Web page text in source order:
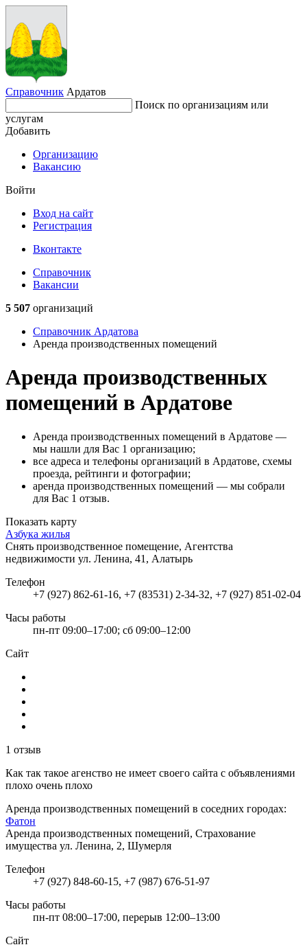
Справочник Ардатов
Поиск по организациям или
услугам
Добавить
Организацию
Вакансию
Войти
Вход на сайт
Регистрация
Вконтакте
Справочник
Вакансии
5 507 организаций
Справочник Ардатова
Аренда производственных помещений
Аренда производственных
помещений в Ардатове
Аренда производственных помещений в Ардатове —
мы нашли для Вас 1 организацию;
все адреса и телефоны организаций в Ардатове, схемы
проезда, рейтинги и фотографии;
аренда производственных помещений — мы собрали
для Вас 1 отзыв.
Показать карту
Азбука жилья
Снять производственное помещение, Агентства
недвижимости ул. Ленина, 41, Алатырь
Телефон
+7 (927) 862-61-16, +7 (83531) 2-34-32, +7 (927) 851-02-04
Часы работы
пн-пт 09:00–17:00; сб 09:00–12:00
Сайт
1 отзыв
Как так такое агенство не имеет своего сайта с объявлениями
плохо очень плохо
Аренда производственных помещений в соседних городах:
Фатон
Аренда производственных помещений, Страхование
имущества ул. Ленина, 2, Шумерля
Телефон
+7 (927) 848-60-15, +7 (987) 676-51-97
Часы работы
пн-пт 08:00–17:00, перерыв 12:00–13:00
Сайт